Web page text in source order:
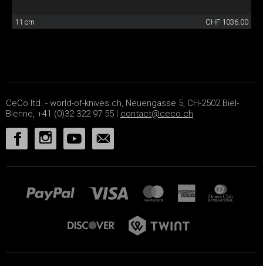
11 cm CHF 1036.00
CeCo ltd. - world-of-knives.ch, Neuengasse 5, CH-2502 Biel-
Bienne, +41 (0)32 322 97 55 | contact@ceco.ch